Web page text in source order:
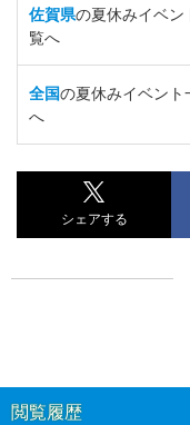
佐賀県の夏休みイベン
覧へ
全国の夏休みイベント
へ
シェアする
閲覧履歴